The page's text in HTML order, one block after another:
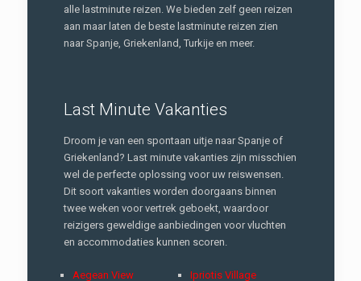
alle lastminute reizen. We bieden zelf geen reizen
aan maar laten de beste lastminute reizen zien
naar Spanje, Griekenland, Turkije en meer.
Last Minute Vakanties
Droom je van een spontaan uitje naar Spanje of
Griekenland? Last minute vakanties zijn misschien
wel de perfecte oplossing voor uw reiswensen.
Dit soort vakanties worden doorgaans binnen
twee weken voor vertrek geboekt, waardoor
reizigers geweldige aanbiedingen voor vluchten
en accommodaties kunnen scoren.
Aegean View Ipriotis Village